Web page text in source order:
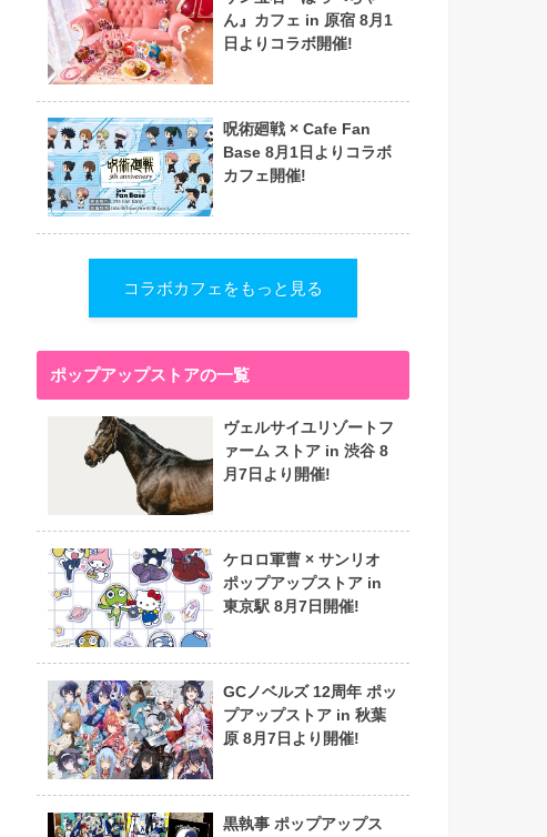
ん』カフェ in 原宿 8月1
日よりコラボ開催!
呪術廻戦 × Cafe Fan
Base 8月1日よりコラボ
カフェ開催!
コラボカフェをもっと見る
ポップアップストアの一覧
ヴェルサイユリゾートフ
ァーム ストア in 渋谷 8
月7日より開催!
ケロロ軍曹 × サンリオ
ポップアップストア in
東京駅 8月7日開催!
GCノベルズ 12周年 ポッ
プアップストア in 秋葉
原 8月7日より開催!
黒執事 ポップアップス